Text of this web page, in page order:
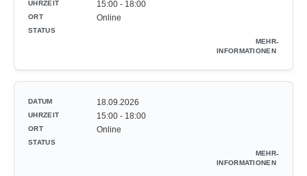
15:00 - 18:00
Online
-
18.09.2026
15:00 - 18:00
Online
-